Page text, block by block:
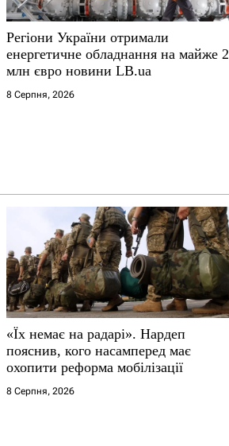
Регіони України отримали
енергетичне обладнання на майже 2
млн євро новини LB.ua
8 Серпня, 2026
«Їх немає на радарі». Нардеп
пояснив, кого насамперед має
охопити реформа мобілізації
8 Серпня, 2026